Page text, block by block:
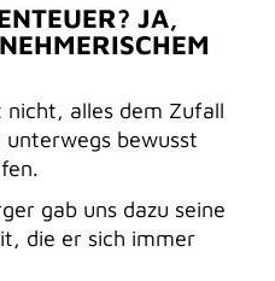
JA,
alles dem Zufall
unterwegs bewusst
gab uns dazu seine
die er sich immer